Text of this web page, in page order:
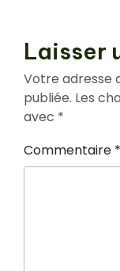
Laisser
Votre adresse
publiée. Les
avec *
Commentaire *